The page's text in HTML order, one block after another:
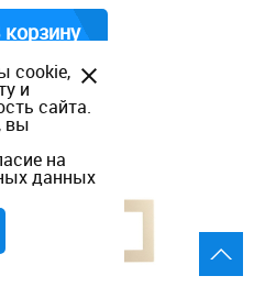
корзину
cookie,
и
сайта.
вы
на
данных